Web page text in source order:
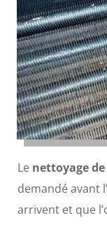
Le nettoyage
demandé avant
arrivent et que